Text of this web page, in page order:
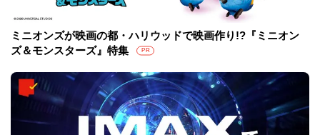
ミニオンズが映画の都・ハリウッドで映画作り!?『ミニオン
ズ＆モンスターズ』特集
PR